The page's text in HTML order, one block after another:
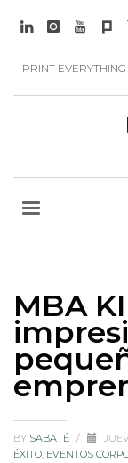
PRINT
MBA
BY SABATÉ /
ÉXITO, EVENTOS